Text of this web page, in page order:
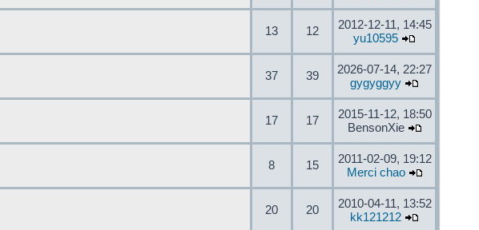
13 12
2012-12-11, 14:45
yu10595
37 39
2026-07-14, 22:27
gygyggyy
17 17
2015-11-12, 18:50
BensonXie
8 15
2011-02-09, 19:12
Merci chao
20 20
2010-04-11, 13:52
kk121212